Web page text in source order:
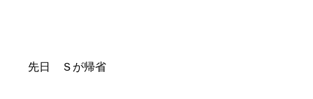
先日 Ｓが帰省